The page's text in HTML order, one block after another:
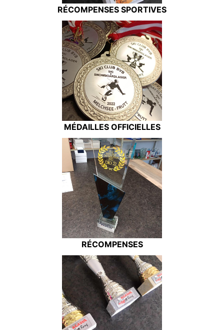
RÉCOMPENSES SPORTIVES
MÉDAILLES OFFICIELLES
RÉCOMPENSES